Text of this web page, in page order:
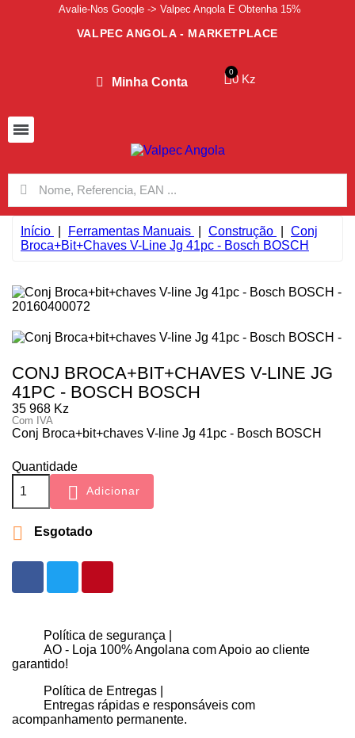
Avalie-Nos Google -> Valpec Angola E Obtenha 15%
VALPEC ANGOLA - MARKETPLACE
Minha Conta 0 Kz
Início Ferramentas Manuais Construção
Conj
Broca+bit+chaves V-Line Jg 41pc - Bosch BOSCH
CONJ BROCA+BIT+CHAVES V-LINE JG
41PC - BOSCH BOSCH
35 968 Kz
Com IVA
Conj Broca+bit+chaves V-line Jg 41pc - Bosch BOSCH
Quantidade
 Adicionar
 Esgotado
Política de segurança |
AO - Loja 100% Angolana com Apoio ao cliente
garantido!
Política de Entregas |
Entregas rápidas e responsáveis com
acompanhamento permanente.